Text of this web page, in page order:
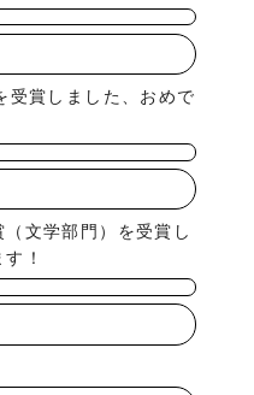
受賞しました、おめで
文学部門）を受賞し
！